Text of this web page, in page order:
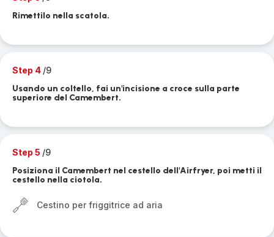
Rimettilo nella scatola.
Step 4 /9
Usando un coltello, fai un'incisione a croce sulla parte
superiore del Camembert.
Step 5 /9
Posiziona il Camembert nel cestello dell'Airfryer, poi metti il
cestello nella ciotola.
Cestino per friggitrice ad aria